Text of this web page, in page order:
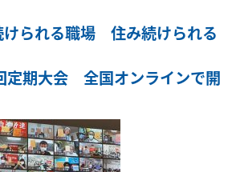
けられる職場 住み続けられる
定期大会 全国オンラインで開